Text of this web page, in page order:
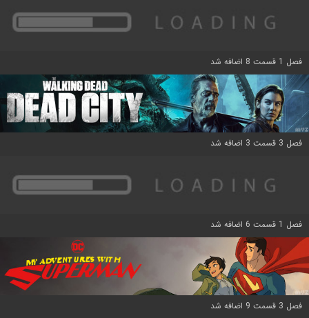
فصل 1 قسمت 8 اضافه شد
فصل 3 قسمت 3 اضافه شد
فصل 1 قسمت 6 اضافه شد
فصل 3 قسمت 9 اضافه شد